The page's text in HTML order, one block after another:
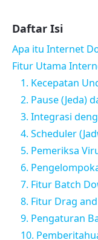
Daftar Isi
Apa itu Internet
Fitur Utama
1. Kecepatan
2. Pause (Jeda)
3. Integrasi
4. Scheduler
5. Pemeriksa
6.
7. Fitur Batch
8. Fitur Drag
9. Pengaturan
10.